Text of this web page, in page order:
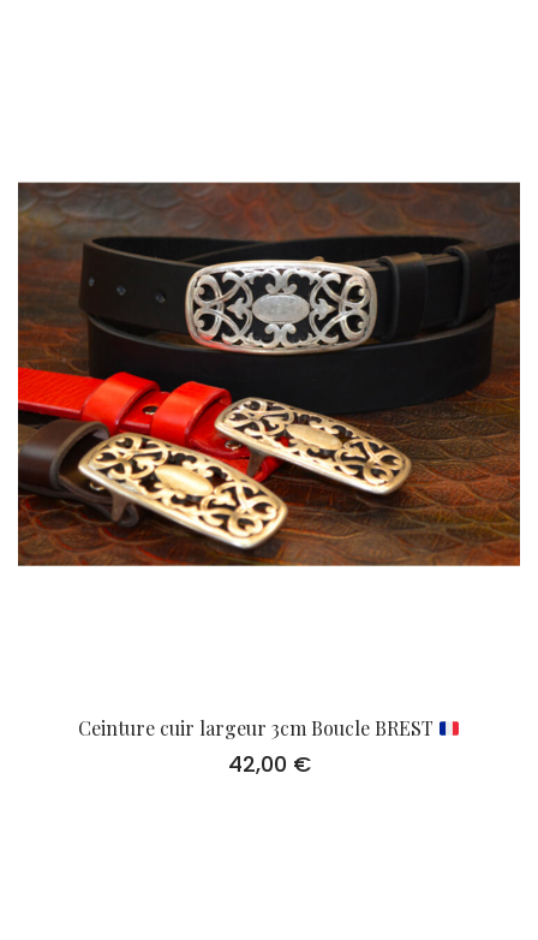
Ceinture cuir largeur 3cm Boucle BREST
42,00 €